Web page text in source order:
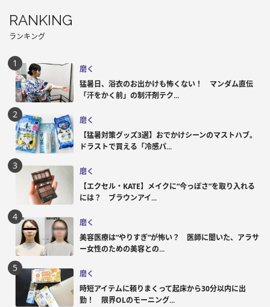
RANKING
ランキング
磨く
猛暑日、浴衣のお出かけも怖くない！ マンダム直伝
「汗をかく前」の制汗剤テク...
磨く
【猛暑対策グッズ3選】おでかけシーンのマストハブ。
ドラストで買える「冷感パ...
磨く
【エクセル・KATE】メイクに“今っぽさ”を取り入れる
には？ ブラウンアイ...
磨く
美容医療は“やりすぎ”が怖い？ 医師に聞いた、アラサ
ー女性のための美容との...
磨く
時短アイテムに頼りまくって起床から30分以内に出
勤！ 限界OLのモーニング...